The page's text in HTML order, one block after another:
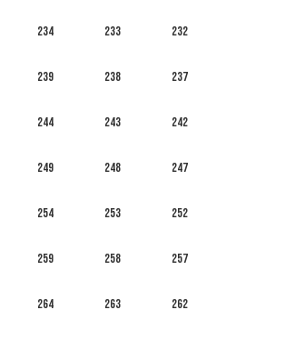
232
233
234
237
238
239
242
243
244
247
248
249
252
253
254
257
258
259
262
263
264